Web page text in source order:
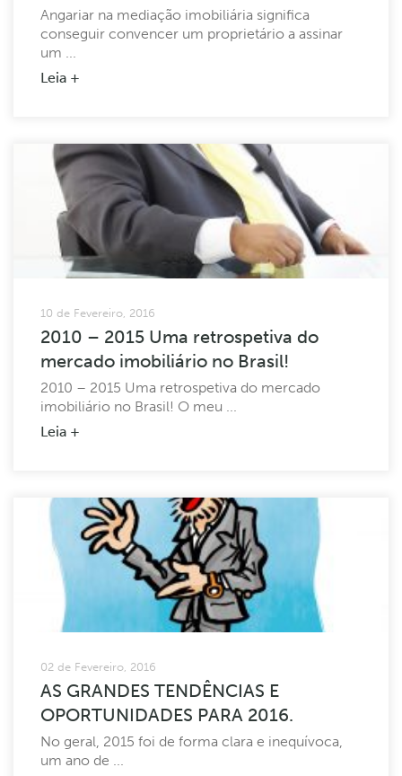
Angariar na mediação imobiliária significa
conseguir convencer um proprietário a assinar
um ...
Leia +
10 de Fevereiro, 2016
2010 – 2015 Uma retrospetiva do
mercado imobiliário no Brasil!
2010 – 2015 Uma retrospetiva do mercado
imobiliário no Brasil! O meu ...
Leia +
02 de Fevereiro, 2016
AS GRANDES TENDÊNCIAS E
OPORTUNIDADES PARA 2016.
No geral, 2015 foi de forma clara e inequívoca,
um ano de ...